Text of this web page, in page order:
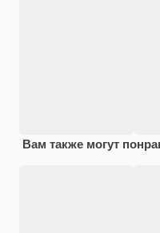
Вам также могут